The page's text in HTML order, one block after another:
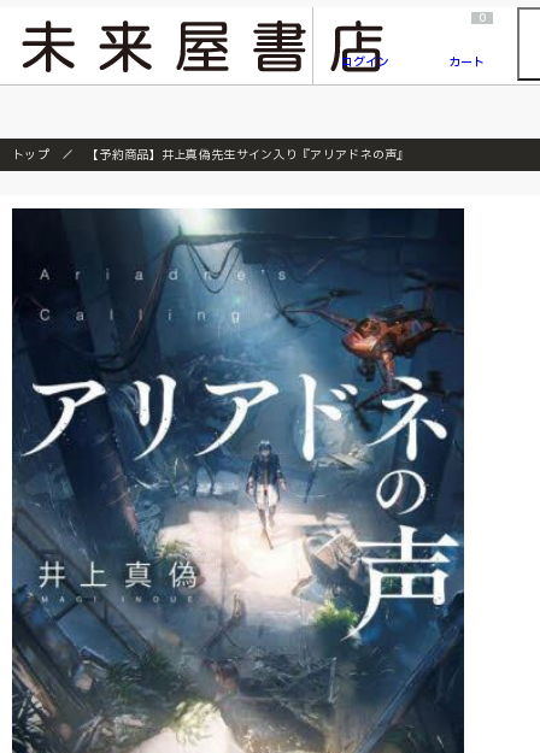
『ONE PIECE magazine 021 ONE PIECEカード付き同梱版』発売延期のご案内
ログイン
0
カート
トップ 【予約商品】井上真偽先生サイン入り『アリアドネの声』